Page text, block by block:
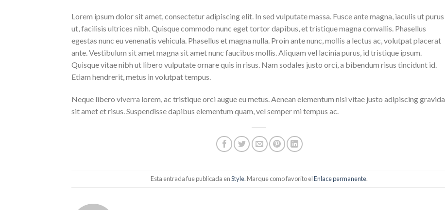
Lorem ipsum dolor sit amet, consectetur adipiscing elit. In sed vulputate massa. Fusce ante magna, iaculis ut purus
ut, facilisis ultrices nibh. Quisque commodo nunc eget tortor dapibus, et tristique magna convallis. Phasellus
egestas nunc eu venenatis vehicula. Phasellus et magna nulla. Proin ante nunc, mollis a lectus ac, volutpat placerat
ante. Vestibulum sit amet magna sit amet nunc faucibus mollis. Aliquam vel lacinia purus, id tristique ipsum.
Quisque vitae nibh ut libero vulputate ornare quis in risus. Nam sodales justo orci, a bibendum risus tincidunt id.
Etiam hendrerit, metus in volutpat tempus.
Neque libero viverra lorem, ac tristique orci augue eu metus. Aenean elementum nisi vitae justo adipiscing gravida
sit amet et risus. Suspendisse dapibus elementum quam, vel semper mi tempus ac.
Esta entrada fue publicada enStyle. Marque como favorito elEnlace permanente.